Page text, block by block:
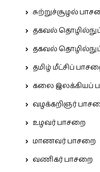
சுற்றுச்சூழல்
தகவல்
தகவல்
தமிழ் மீட்சிப்
கலை இலக்கியப்
வழக்கறிஞர்
உழவர் பாசறை
மாணவர் பாசறை
வணிகர் பாசறை